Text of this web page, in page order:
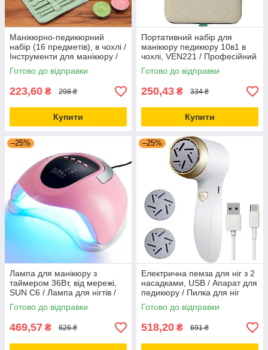
Манікюрно-педикюрний
набір (16 предметів), в чохлі /
Інструменти для манікюру /
Набір для педикюру
Готово до відправки
223,60 ₴ 298 ₴
Купити
Портативний набір для
манікюру педикюру 10в1 в
чохлі, VEN221 / Професійний
манікюрний набір
Готово до відправки
250,43 ₴ 334 ₴
Купити
–25%
Лампа для манікюру з
таймером 36Вт, від мережі,
SUN C6 / Лампа для нігтів /
Сушарка для нігтів
Готово до відправки
469,57 ₴ 626 ₴
–25%
Електрична пемза для ніг з 2
насадками, USB / Апарат для
педикюру / Пилка для ніг
Готово до відправки
518,20 ₴ 691 ₴